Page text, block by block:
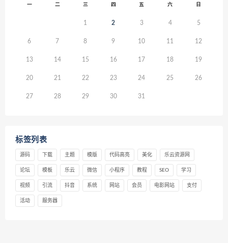
一 二 三 四 五 六 日
1 2 3 4 5
6 7 8 9 10 11 12
13 14 15 16 17 18 19
20 21 22 23 24 25 26
27 28 29 30 31
标签列表
源码 下载 主题 模版 代码高亮 美化 乐云资源网
论坛 模板 乐云 微信 小程序 教程 SEO 学习
视频 引流 抖音 系统 网站 会员 电影网站 支付
活动 服务器